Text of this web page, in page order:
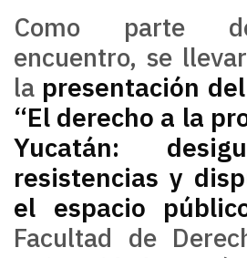
Como parte
encuentro, se
la presentación
“El derecho a la
Yucatán:
resistencias y
el espacio
Facultad de